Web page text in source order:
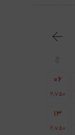
ج
06
2،750
13
2،750